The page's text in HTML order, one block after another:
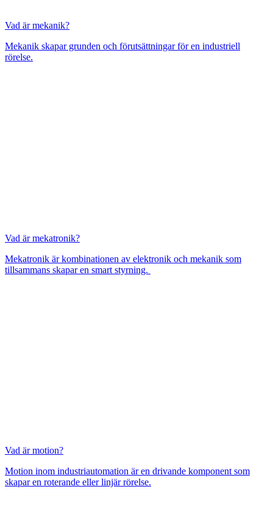
Vad är mekanik?
Mekanik skapar grunden och förutsättningar för en industriell
rörelse.
Vad är mekatronik?
Mekatronik är kombinationen av elektronik och mekanik som
tillsammans skapar en smart styrning.
Vad är motion?
Motion inom industriautomation är en drivande komponent som
skapar en roterande eller linjär rörelse.